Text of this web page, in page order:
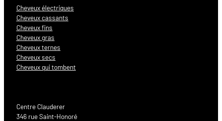
Cheveux électriques
Cheveux cassants
Cheveux fins
Cheveux gras
Cheveux ternes
Cheveux secs
Cheveux qui tombent
Centre Clauderer
346 rue Saint-Honoré